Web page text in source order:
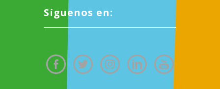
Síguenos en: